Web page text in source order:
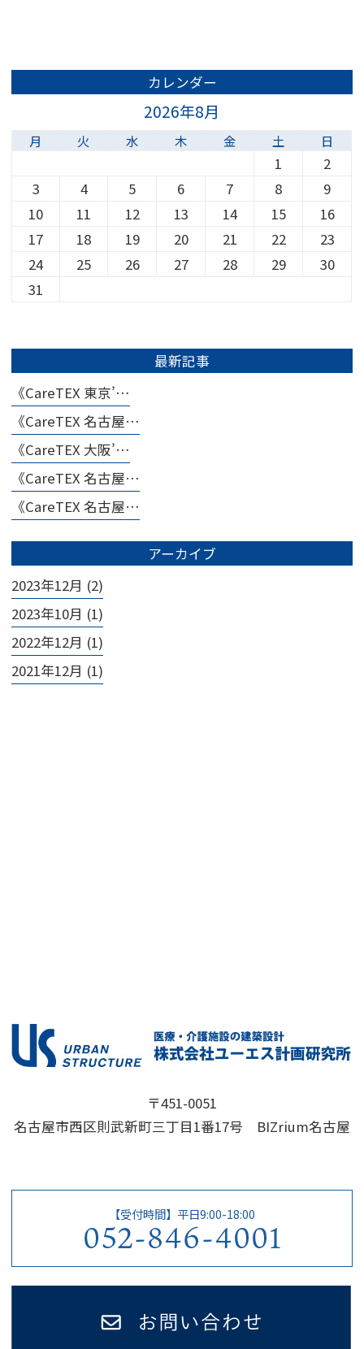
カレンダー
2026年8月
月 火 水 木 金 土 日
1
2
3
4 5 6 7 8
9
10
11 12 13 14 15
16
17
18 19 20 21 22
23
24
25 26 27 28 29
30
31
最新記事
《CareTEX 東京’…
《CareTEX 名古屋…
《CareTEX 大阪’…
《CareTEX 名古屋…
《CareTEX 名古屋…
アーカイブ
2023年12月 (2)
2023年10月 (1)
2022年12月 (1)
2021年12月 (1)
〒451-0051
名古屋市西区則武新町三丁目1番17号 BIZrium名古屋
【受付時間】平日9:00-18:00
052-846-4001